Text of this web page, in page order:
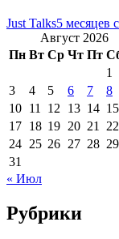
Just Talks5 месяцев
Август 2026
Пн Вт Ср Чт Пт
1
3
4 5 6 7 8
10 11 12 13 14 15
17 18 19 20 21 22
24 25 26 27 28 29
31
« Июл
Рубрики